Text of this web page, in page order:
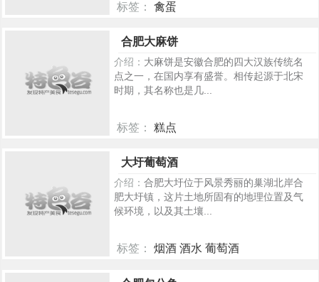
标签： 禽蛋
合肥大麻饼
介绍： 大麻饼是安徽合肥的四大汉族传统名
点之一，在国内享有盛誉。相传起源于北宋
时期，其名称也是几...
标签： 糕点
大圩葡萄酒
介绍： 合肥大圩位于风景秀丽的巢湖北岸合
肥大圩镇，这片土地所固有的地理位置及气
候环境，以及其土壤...
标签： 烟酒 酒水 葡萄酒